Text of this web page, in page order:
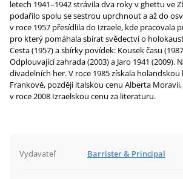
letech 1941–1942 strávila dva roky v ghettu ve
podařilo spolu se sestrou uprchnout a až do
v roce 1957 přesídlila do Izraele, kde pracovala
pro který pomáhala sbírat svědectví o
Cesta (1957) a sbírky povídek: Kousek času
Odplouvající zahrada (2003) a Jaro 1941 (2009).
divadelních her. V roce 1985 získala
Frankové, později italskou cenu Alberta
v roce 2008 Izraelskou cenu za literaturu.
Vydavateľ Barrister & Principal